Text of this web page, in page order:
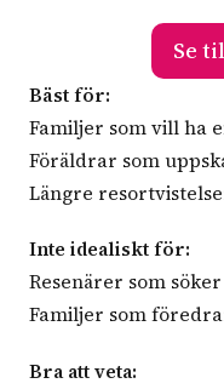
Se
Bäst för:
Familjer som vill ha
Föräldrar som
Längre
Inte idealiskt för:
Resenärer som
Familjer som
Bra att veta: